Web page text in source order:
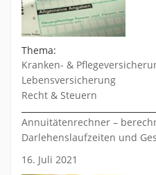
Thema:
Kranken- &
Lebensversicherung
Recht & Steuern
Annuitätenrechner –
Darlehenslaufzeiten und
16. Juli 2021